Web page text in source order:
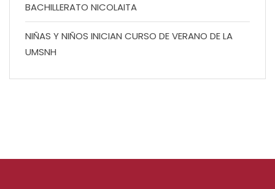
BACHILLERATO NICOLAITA
NIÑAS Y NIÑOS INICIAN CURSO DE VERANO DE LA
UMSNH